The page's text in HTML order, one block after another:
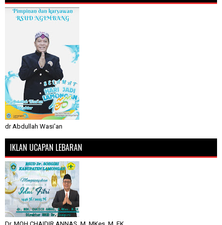
dr Abdullah Wasi'an
IKLAN UCAPAN LEBARAN
Dr. MOH CHAIDIR ANNAS, M. MKes, M. EK